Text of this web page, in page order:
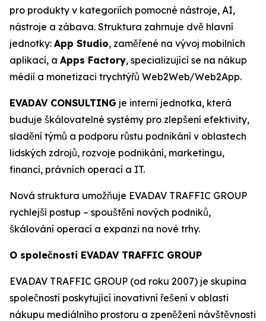
pro produkty v kategoriích pomocné nástroje, AI,
nástroje a zábava. Struktura zahrnuje dvě hlavní
jednotky: App Studio, zaměřené na vývoj mobilních
aplikací, a Apps Factory, specializující se na nákup
médií a monetizaci trychtýřů Web2Web/Web2App.
EVADAV CONSULTING je interní jednotka, která
buduje škálovatelné systémy pro zlepšení efektivity,
sladění týmů a podporu růstu podnikání v oblastech
lidských zdrojů, rozvoje podnikání, marketingu,
financí, právních operací a IT.
Nová struktura umožňuje EVADAV TRAFFIC GROUP
rychlejší postup – spouštění nových podniků,
škálování operací a expanzi na nové trhy.
O společnosti EVADAV TRAFFIC GROUP
EVADAV TRAFFIC GROUP (od roku 2007) je skupina
společností poskytující inovativní řešení v oblasti
nákupu mediálního prostoru a zpeněžení návštěvnosti